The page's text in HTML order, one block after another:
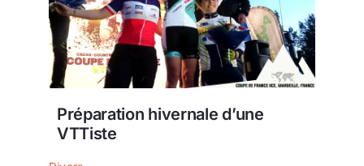
Préparation hivernale d’une
VTTiste